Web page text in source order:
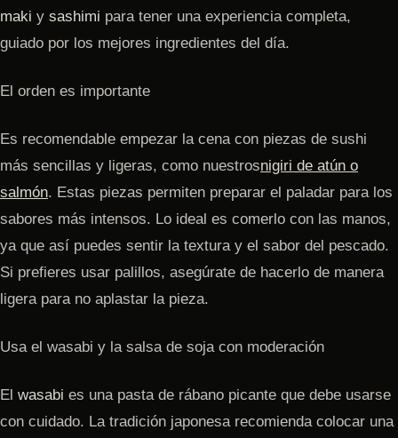
maki y sashimi para tener una experiencia completa,
guiado por los mejores ingredientes del día.
El orden es importante
Es recomendable empezar la cena con piezas de sushi
más sencillas y ligeras, como nuestrosnigiri de atún o
salmón. Estas piezas permiten preparar el paladar para los
sabores más intensos. Lo ideal es comerlo con las manos,
ya que así puedes sentir la textura y el sabor del pescado.
Si prefieres usar palillos, asegúrate de hacerlo de manera
ligera para no aplastar la pieza.
Usa el wasabi y la salsa de soja con moderación
El wasabi es una pasta de rábano picante que debe usarse
con cuidado. La tradición japonesa recomienda colocar una